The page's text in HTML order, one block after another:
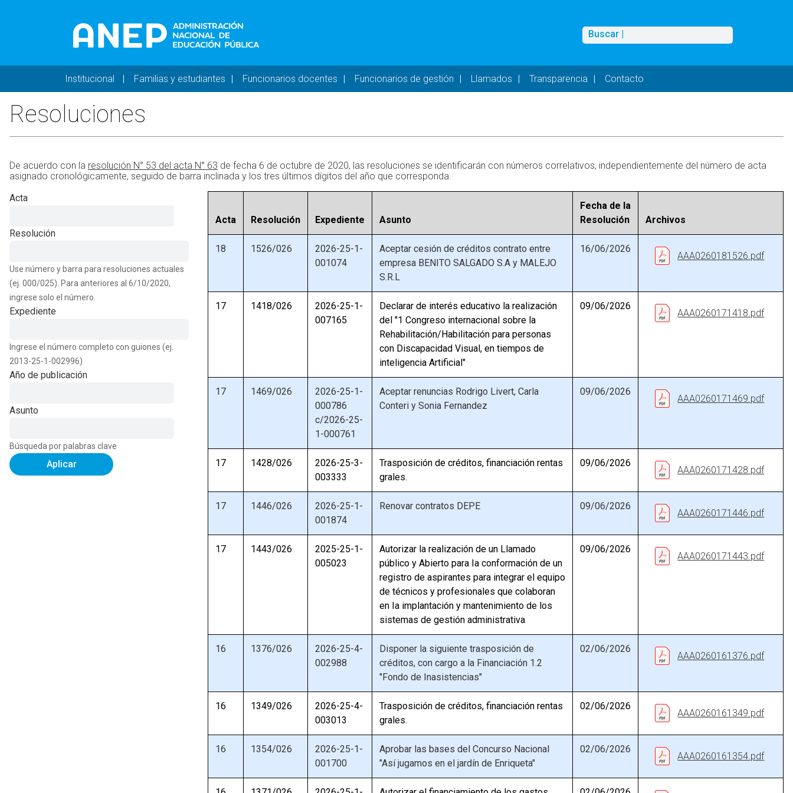
Buscar
Buscar |
Navegación principal - DESKTOP
Institucional Familias y estudiantes Funcionarios docentes Funcionarios de gestión Llamados Transparencia Contacto
Resoluciones
De acuerdo con la resolución N° 53 del acta N° 63 de fecha 6 de octubre de 2020, las resoluciones se identificarán con números correlativos, independientemente del número de acta
asignado cronológicamente, seguido de barra inclinada y los tres últimos dígitos del año que corresponda.
Acta
Resolución
Use número y barra para resoluciones actuales
(ej. 000/025). Para anteriores al 6/10/2020,
ingrese solo el número.
Expediente
Ingrese el número completo con guiones (ej.
2013-25-1-002996)
Año de publicación
Asunto
Búsqueda por palabras clave
Aplicar
Acta Resolución Expediente Asunto
Fecha de la
Resolución
Archivos
18 1526/026
2026-25-1-
001074
Aceptar cesión de créditos contrato entre
empresa BENITO SALGADO S.A y MALEJO
S.R.L
16/06/2026
AAA0260181526.pdf
17 1418/026
2026-25-1-
007165
Declarar de interés educativo la realización
del "1 Congreso internacional sobre la
Rehabilitación/Habilitación para personas
con Discapacidad Visual, en tiempos de
inteligencia Artificial"
09/06/2026
AAA0260171418.pdf
17 1469/026
2026-25-1-
000786
c/2026-25-
1-000761
Aceptar renuncias Rodrigo Livert, Carla
Conteri y Sonia Fernandez
09/06/2026
AAA0260171469.pdf
17 1428/026
2026-25-3-
003333
Trasposición de créditos, financiación rentas
grales.
09/06/2026
AAA0260171428.pdf
17 1446/026
2026-25-1-
001874
Renovar contratos DEPE 09/06/2026
AAA0260171446.pdf
17 1443/026
2025-25-1-
005023
Autorizar la realización de un Llamado
público y Abierto para Ia conformación de un
registro de aspirantes para integrar el equipo
de técnicos y profesionales que colaboran
en Ia implantación y mantenimiento de los
sistemas de gestión administrativa
09/06/2026
AAA0260171443.pdf
16 1376/026
2026-25-4-
002988
Disponer la siguiente trasposición de
créditos, con cargo a la Financiación 1.2
"Fondo de Inasistencias"
02/06/2026
AAA0260161376.pdf
16 1349/026
2026-25-4-
003013
Trasposición de créditos, financiación rentas
grales.
02/06/2026
AAA0260161349.pdf
16 1354/026
2026-25-1-
001700
Aprobar las bases del Concurso Nacional
"Así jugamos en el jardín de Enriqueta"
02/06/2026
AAA0260161354.pdf